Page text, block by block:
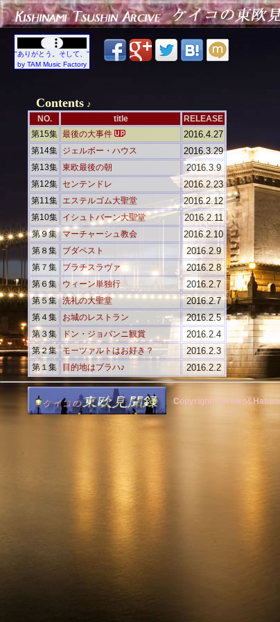
"ありがとう。そして、"
by TAM Music Factory
Contents ♪
NO. title
RELEASE
第15集 最後の大事件 2016.4.27
第14集 ジェルボー・ハウス 2016.3.29
第13集 東欧最後の朝 2016.3.9
第12集 センテンドレ 2016.2.23
第11集 エステルゴム大聖堂 2016.2.12
第10集 イシュトバーン大聖堂 2016.2.11
第９集 マーチャーシュ教会 2016.2.10
第８集 ブダペスト 2016.2.9
第７集 ブラチスラヴァ 2016.2.8
第６集 ウィーン単独行 2016.2.7
第５集 洗礼の大聖堂 2016.2.7
第４集 お城のレストラン 2016.2.5
第３集 ドン・ジョバンニ観賞 2016.2.4
第２集 モーツァルトはお好き？ 2016.2.3
第１集 目的地はプラハ♪ 2016.2.2